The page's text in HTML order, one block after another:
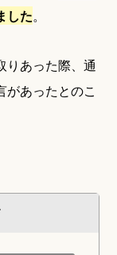
した。
りあった際、通
があったとのこ